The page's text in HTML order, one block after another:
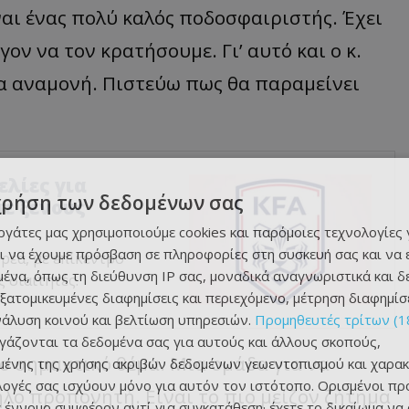
ένας πολύ καλός ποδοσφαιριστής. Έχει
να τον κρατήσουμε. Γι’ αυτό και ο κ.
αναμονή. Πιστεύω πως θα παραμείνει
για
ξένους
με επίκεντρο
σημαντικό θέμα. Μια ομάδα για να
προπονητή. Είναι το πιο μείζον ζήτημα
των δεδομένων σας
μας χρησιμοποιούμε cookies και παρόμοιες τεχνολογίες
να έχουμε πρόσβαση σε πληροφορίες στη συσκευή σας και να
όπως τη διεύθυνση IP σας, μοναδικά αναγνωριστικά και
διαφημίσεις και περιεχόμενο, μέτρηση
κοινού και βελτίωση υπηρεσιών. Προμηθευτές τρίτων
τα δεδομένα σας για αυτούς και άλλους σκοπούς,
της χρήσης ακριβών δεδομένων γεωεντοπισμού και
σας ισχύουν μόνο για αυτόν τον ιστότοπο. Ορισμένοι